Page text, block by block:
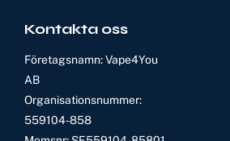
Kontakta oss
Företagsnamn: Vape4You
AB
Organisationsnummer:
559104-858